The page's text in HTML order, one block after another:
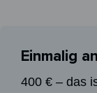
Einmalig
400 € – das